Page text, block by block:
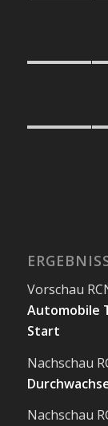
Vorschau
Automobile
Start
Nachschau
Nachschau